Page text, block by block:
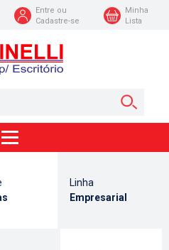
Entre ou
Cadastre-se
Minha
Lista
Linha
Empresarial